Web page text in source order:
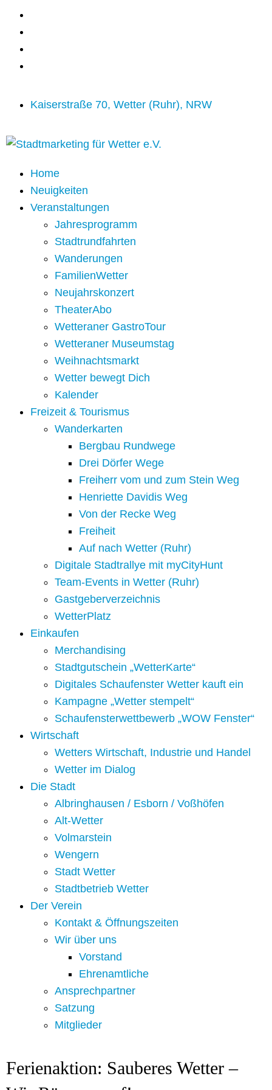
Kaiserstraße 70, Wetter (Ruhr), NRW
Home
Neuigkeiten
Veranstaltungen
Jahresprogramm
Stadtrundfahrten
Wanderungen
FamilienWetter
Neujahrskonzert
TheaterAbo
Wetteraner GastroTour
Wetteraner Museumstag
Weihnachtsmarkt
Wetter bewegt Dich
Kalender
Freizeit & Tourismus
Wanderkarten
Bergbau Rundwege
Drei Dörfer Wege
Freiherr vom und zum Stein Weg
Henriette Davidis Weg
Von der Recke Weg
Freiheit
Auf nach Wetter (Ruhr)
Digitale Stadtrallye mit myCityHunt
Team-Events in Wetter (Ruhr)
Gastgeberverzeichnis
WetterPlatz
Einkaufen
Merchandising
Stadtgutschein „WetterKarte“
Digitales Schaufenster Wetter kauft ein
Kampagne „Wetter stempelt“
Schaufensterwettbewerb „WOW Fenster“
Wirtschaft
Wetters Wirtschaft, Industrie und Handel
Wetter im Dialog
Die Stadt
Albringhausen / Esborn / Voßhöfen
Alt-Wetter​
Volmarstein
Wengern
Stadt Wetter
Stadtbetrieb Wetter
Der Verein
Kontakt & Öffnungszeiten
Wir über uns
Vorstand
Ehrenamtliche
Ansprechpartner
Satzung
Mitglieder
Ferienaktion: Sauberes Wetter –